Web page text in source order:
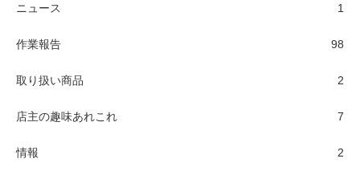
ニュース 1
作業報告 98
取り扱い商品 2
店主の趣味あれこれ 7
情報 2